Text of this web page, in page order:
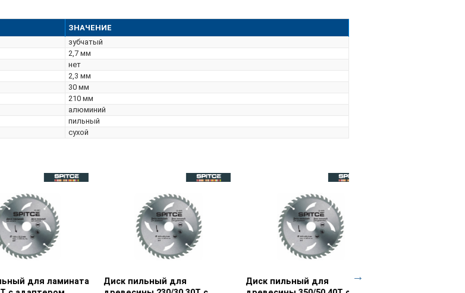
ЗНАЧЕНИЕ
зубчатый
2,7 мм
нет
2,3 мм
30 мм
210 мм
алюминий
пильный
сухой
Просмотр товара
Диск пильный для
Просмотр товара
Диск пильный для ламината
Диск пильный для